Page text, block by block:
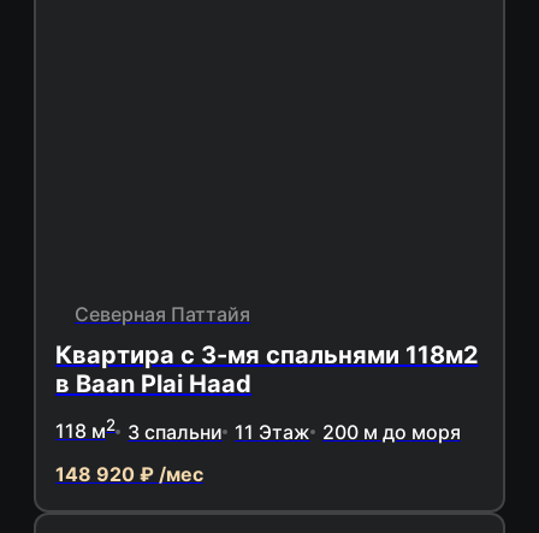
Северная Паттайя
Квартира с 3-мя спальнями 118м2
в Baan Plai Haad
118 м2 3 спальни 11 Этаж 200 м до моря
148 920 ₽ /мес